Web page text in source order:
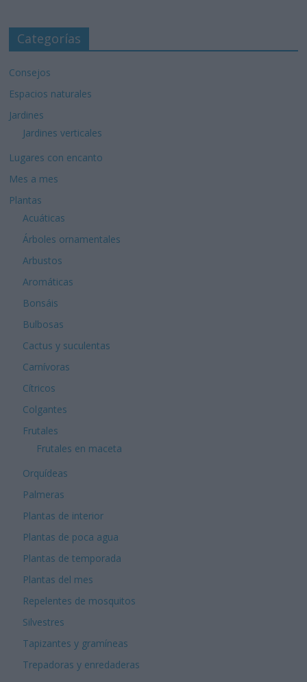
Categorías
Consejos
Espacios naturales
Jardines
Jardines verticales
Lugares con encanto
Mes a mes
Plantas
Acuáticas
Árboles ornamentales
Arbustos
Aromáticas
Bonsáis
Bulbosas
Cactus y suculentas
Carnívoras
Cítricos
Colgantes
Frutales
Frutales en maceta
Orquídeas
Palmeras
Plantas de interior
Plantas de poca agua
Plantas de temporada
Plantas del mes
Repelentes de mosquitos
Silvestres
Tapizantes y gramíneas
Trepadoras y enredaderas